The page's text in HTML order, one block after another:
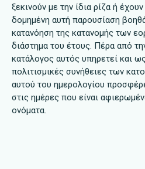
ξεκινούν με την ίδια ρίζα ή
δομημένη αυτή παρουσίαση
κατανόηση της κατανομής των
διάστημα του έτους. Πέρα από
κατάλογος αυτός υπηρετεί και
πολιτισμικές συνήθειες των
αυτού του ημερολογίου
στις ημέρες που είναι
ονόματα.